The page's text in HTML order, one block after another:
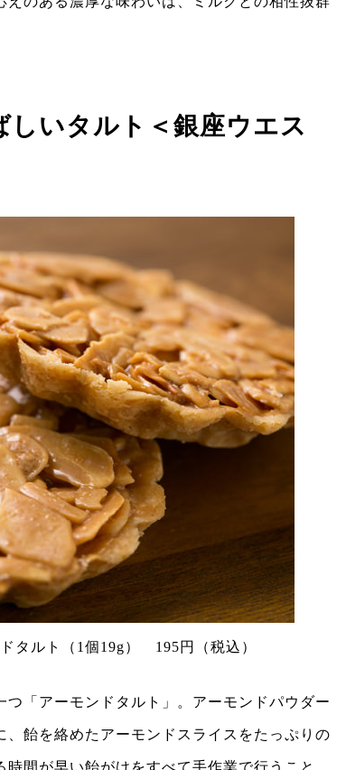
いタルト＜銀座ウエス
タルト（1個19g） 195円（税込）
「アーモンドタルト」。アーモンドパウダー
飴を絡めたアーモンドスライスをたっぷりの
間が早い飴がけをすべて手作業で行うこと